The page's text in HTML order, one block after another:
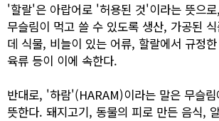
'할랄'은 아랍어로 '허용된 것'이라는 뜻으
무슬림이 먹고 쓸 수 있도록 생산, 가공된
데 식물, 비늘이 있는 어류, 할랄에서 규정
육류 등이 이에 속한다.
반대로, '하람'(HARAM)이라는 말은 무슬
뜻한다. 돼지고기, 동물의 피로 만든 음식,